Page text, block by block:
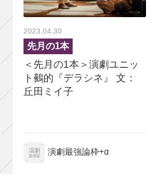
2023.04.30
先月の1本
＜先月の1本＞演劇ユニッ
ト鵺的『デラシネ』 文：
丘田ミイ子
演劇最強論枠+α